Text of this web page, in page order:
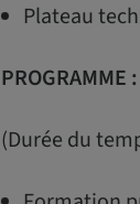
Plateau
PROGRAMME :
(Durée du